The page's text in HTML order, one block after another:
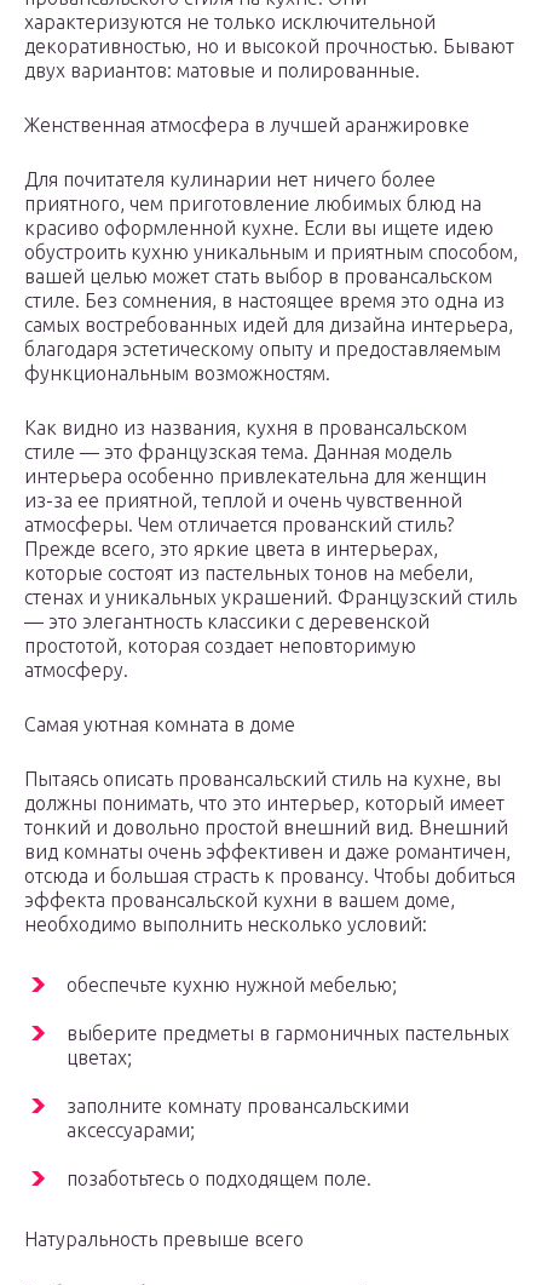
характеризуются не только исключительной
декоративностью, но и высокой прочностью. Бывают
двух вариантов: матовые и полированные.
Женственная атмосфера в лучшей аранжировке
Для почитателя кулинарии нет ничего более
приятного, чем приготовление любимых блюд на
красиво оформленной кухне. Если вы ищете идею
обустроить кухню уникальным и приятным способом,
вашей целью может стать выбор в провансальском
стиле. Без сомнения, в настоящее время это одна из
самых востребованных идей для дизайна интерьера,
благодаря эстетическому опыту и предоставляемым
функциональным возможностям.
Как видно из названия, кухня в провансальском
стиле — это французская тема. Данная модель
интерьера особенно привлекательна для женщин
из-за ее приятной, теплой и очень чувственной
атмосферы. Чем отличается прованский стиль?
Прежде всего, это яркие цвета в интерьерах,
которые состоят из пастельных тонов на мебели,
стенах и уникальных украшений. Французский стиль
— это элегантность классики с деревенской
простотой, которая создает неповторимую
атмосферу.
Самая уютная комната в доме
Пытаясь описать провансальский стиль на кухне, вы
должны понимать, что это интерьер, который имеет
тонкий и довольно простой внешний вид. Внешний
вид комнаты очень эффективен и даже романтичен,
отсюда и большая страсть к провансу. Чтобы добиться
эффекта провансальской кухни в вашем доме,
необходимо выполнить несколько условий:
обеспечьте кухню нужной мебелью;
выберите предметы в гармоничных пастельных
цветах;
заполните комнату провансальскими
аксессуарами;
позаботьтесь о подходящем поле.
Натуральность превыше всего